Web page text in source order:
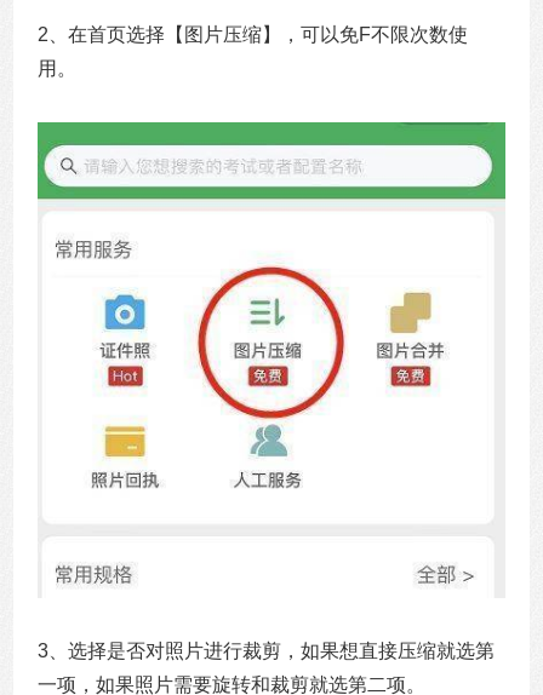
2、在首页选择【图片压缩】，可以免F不限次数使
用。
3、选择是否对照片进行裁剪，如果想直接压缩就选第
一项，如果照片需要旋转和裁剪就选第二项。